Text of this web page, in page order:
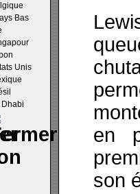
Bas
Unis
en
son